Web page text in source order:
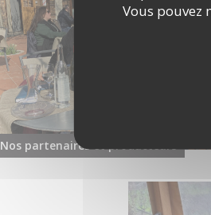
Vous pouvez
Nos partenaires et producteurs